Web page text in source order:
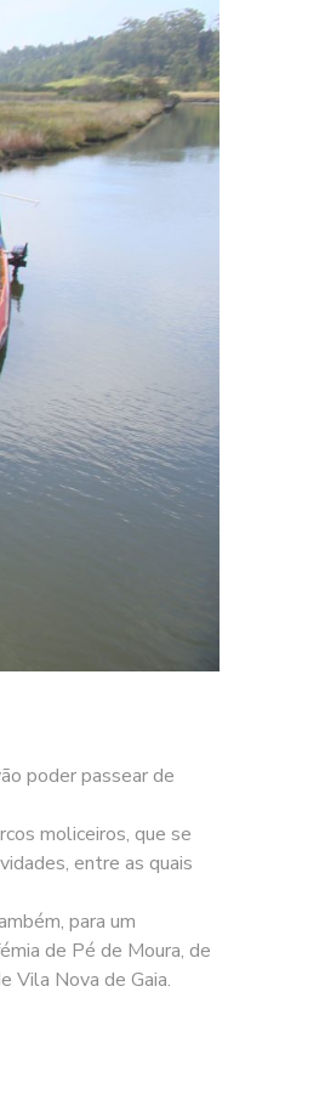
poder passear de
moliceiros, que se
entre as quais
para um
de Pé de Moura, de
Vila Nova de Gaia.